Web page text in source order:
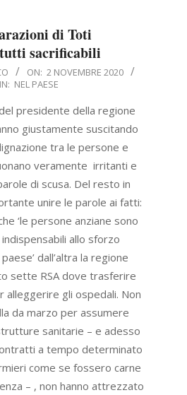
di Toti
sacrificabili
ON: 2 NOVEMBRE 2020
IN: NEL PAESE
presidente della regione
giustamente suscitando
tra le persone e
veramente irritanti e
di scusa. Del resto in
unire le parole ai fatti:
‘le persone anziane sono
allo sforzo
dall’altra la regione
sette RSA dove trasferire
alleggerire gli ospedali. Non
da marzo per assumere
sanitarie – e adesso
a tempo determinato
come se fossero carne
– , non hanno attrezzato